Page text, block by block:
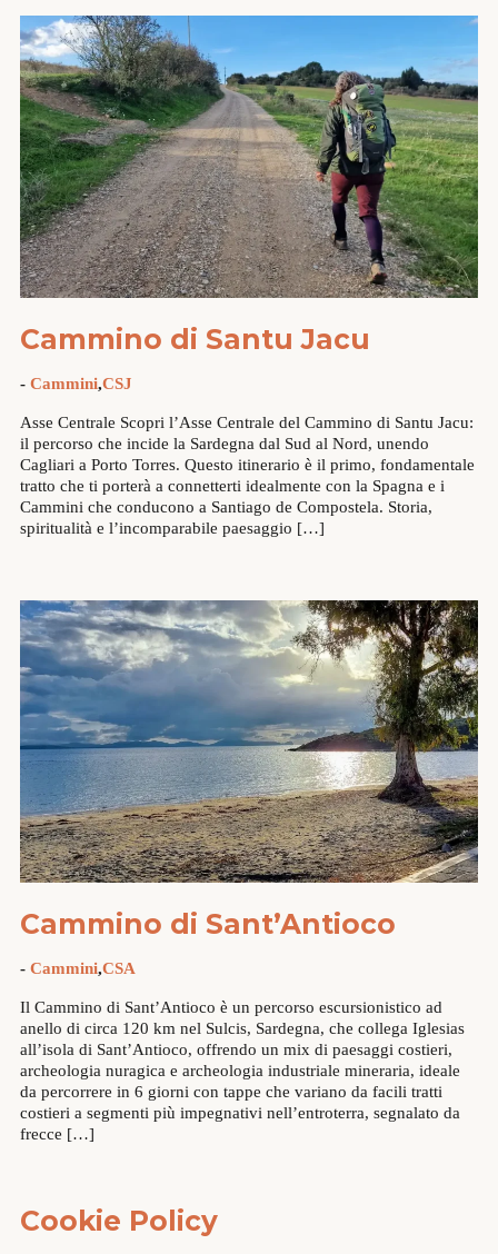
Cammino di Santu Jacu
- Cammini,CSJ
Asse Centrale Scopri l’Asse Centrale del Cammino di Santu Jacu:
il percorso che incide la Sardegna dal Sud al Nord, unendo
Cagliari a Porto Torres. Questo itinerario è il primo, fondamentale
tratto che ti porterà a connetterti idealmente con la Spagna e i
Cammini che conducono a Santiago de Compostela. Storia,
spiritualità e l’incomparabile paesaggio […]
Cammino di Sant’Antioco
- Cammini,CSA
Il Cammino di Sant’Antioco è un percorso escursionistico ad
anello di circa 120 km nel Sulcis, Sardegna, che collega Iglesias
all’isola di Sant’Antioco, offrendo un mix di paesaggi costieri,
archeologia nuragica e archeologia industriale mineraria, ideale
da percorrere in 6 giorni con tappe che variano da facili tratti
costieri a segmenti più impegnativi nell’entroterra, segnalato da
frecce […]
Cookie Policy